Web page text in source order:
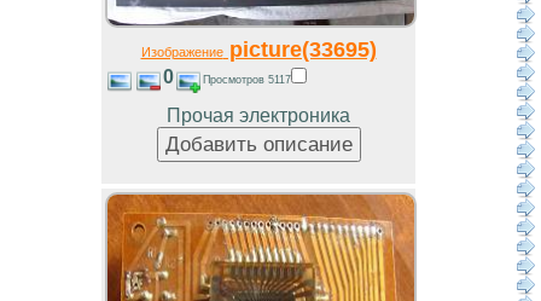
Изображениеpicture(33695)
0 Просмотров 5117
Прочая электроника